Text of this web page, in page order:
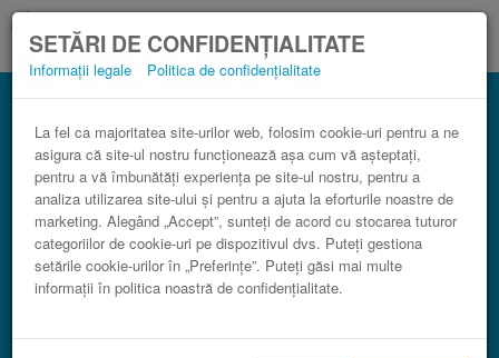
SETĂRI DE CONFIDENȚIALITATE
Informații legale Politica de confidențialitate
La fel ca majoritatea site-urilor web, folosim cookie-uri pentru a ne
asigura că site-ul nostru funcționează așa cum vă așteptați,
pentru a vă îmbunătăți experiența pe site-ul nostru, pentru a
analiza utilizarea site-ului și pentru a ajuta la eforturile noastre de
marketing. Alegând „Accept”, sunteți de acord cu stocarea tuturor
categoriilor de cookie-uri pe dispozitivul dvs. Puteți gestiona
setările cookie-urilor în „Preferințe”. Puteți găsi mai multe
informații în politica noastră de confidențialitate.
Autocar Lido delle Nazioni Varese în
comparaţie cu trenul.
3 paşi către un bilet de autocar ieftin.